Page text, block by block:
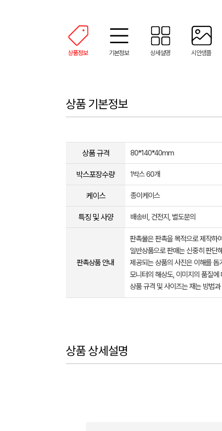
상품정보 기본정보 상세설명 시안샘플
상품 기본정보
상품 규격 80*140*40mm
박스포장수량 1박스 60개
케이스 종이케이스
특징 및 사양 배송비, 건전지, 별도문의
판촉상품 안내
판촉물은 판촉을 목적으로 제작하
일반상품으로 판매는 신중히 판단
제공되는 상품의 사진은 이해를
모니터의 해상도, 이미지의 품질
상품 규격 및 사이즈는 재는 방법
상품 상세설명